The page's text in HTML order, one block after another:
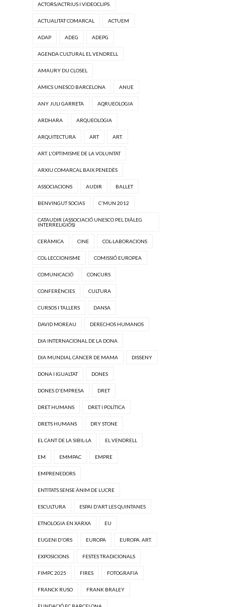
ACTORS/ACTRIUS I VIDEOCLIPS.
ACTUALITAT COMARCAL ACTUEM
ADAP ADEG ADEPG
AGENDA CULTURAL EL VENDRELL
AMAURY DU CLOSEL
AMICS UNESCO BARCELONA ANUE
ANY JULI GARRETA AQRUEOLOGIA
ARDHARA ARQUEOLOGIA
ARQUITECTURA ART ART.
ART. L'OPTIMISME DE LA VOLUNTAT
ARXIU COMARCAL BAIX PENEDÈS
ASSOCIACIONS AUDIR BALLET
BENVINGUT SOCIAS C'MUN 2012
CATAUDIR (ASSOCIACIÓ UNESCO PEL DIÀLEG
INTERRELIGIÓS)
CERÀMICA CINE COL·LABORACIONS
COL·LECCIONISME COMISSIÓ EUROPEA
COMUNICACIÓ CONCURS
CONFERÈNCIES CULTURA
CURSOS I TALLERS DANSA
DAVID MOREAU DERECHOS HUMANOS
DIA INTERNACIONAL DE LA DONA
DIA MUNDIAL CÀNCER DE MAMA DISSENY
DONA I IGUALTAT DONES
DONES D'EMPRESA DRET
DRET HUMANS DRET I POLÍTICA
DRETS HUMANS DRY STONE
EL CANT DE LA SIBIL·LA EL VENDRELL
EM EMMPAC EMPRE
EMPRENEDORS
ENTITATS SENSE ÀNIM DE LUCRE
ESCULTURA ESPAI D'ART LES QUINTANES
ETNOLOGIA EN XARXA EU
EUGENI D'ORS EUROPA EUROPA. ART.
EXPOSICIONS FESTES TRADICIONALS
FIMPC 2025 FIRES FOTOGRAFIA
FRANCK RUSO FRANK BRALEY
FUNDACIÓ FC BARCELONA